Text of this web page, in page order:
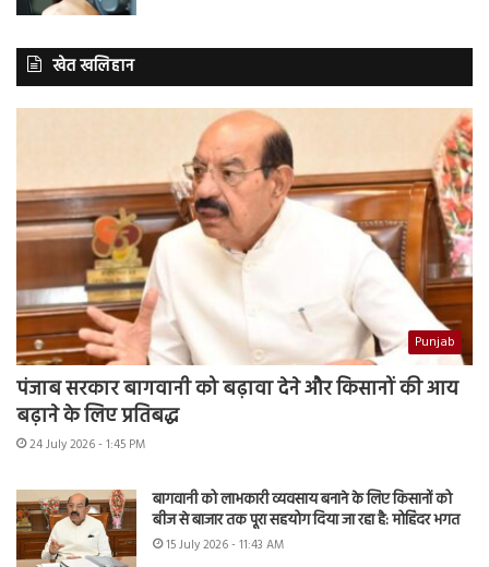
खेत खलिहान
Punjab
पंजाब सरकार बागवानी को बढ़ावा देने और किसानों की आय
बढ़ाने के लिए प्रतिबद्ध
24 July 2026 - 1:45 PM
बागवानी को लाभकारी व्यवसाय बनाने के लिए किसानों को
बीज से बाजार तक पूरा सहयोग दिया जा रहा है: मोहिंदर भगत
15 July 2026 - 11:43 AM